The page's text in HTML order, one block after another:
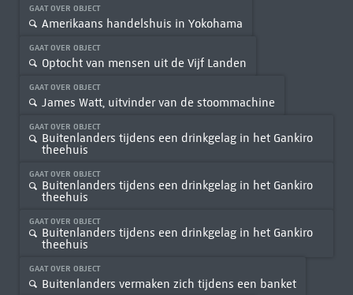
GAAT OVER OBJECT
Amerikaans handelshuis in Yokohama
GAAT OVER OBJECT
Optocht van mensen uit de Vijf Landen
GAAT OVER OBJECT
James Watt, uitvinder van de stoommachine
GAAT OVER OBJECT
Buitenlanders tijdens een drinkgelag in het Gankiro
theehuis
GAAT OVER OBJECT
Buitenlanders tijdens een drinkgelag in het Gankiro
theehuis
GAAT OVER OBJECT
Buitenlanders tijdens een drinkgelag in het Gankiro
theehuis
GAAT OVER OBJECT
Buitenlanders vermaken zich tijdens een banket